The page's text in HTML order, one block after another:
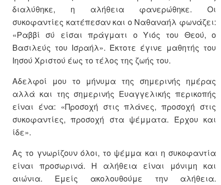
διαλύθηκε, η αλήθεια φανερώθηκε. Οι
συκοφαντίες κατέπεσαν και ο Ναθαναήλ φωνάζει:
«Ραββί σύ είσαι πράγματι ο Υιός του Θεού, ο
Βασιλεύς του Ισραήλ». Έκτοτε έγινε μαθητής του
Ιησού Χριστού έως το τέλος της ζωής του.
Αδελφοί μου το μήνυμα της σημερινής ημέρας
αλλά και της σημερινής Ευαγγελικής περικοπής
είναι ένα: «Προσοχή στις πλάνες, προσοχή στις
συκοφαντίες, προσοχή στα ψέμματα. Έρχου και
ίδε».
Ας το γνωρίζουν όλοι, το ψέμμα και η συκοφαντία
είναι προσωρινά. Η αλήθεια είναι μόνιμη και
αιώνια. Εμείς ακολουθούμε την αλήθεια.